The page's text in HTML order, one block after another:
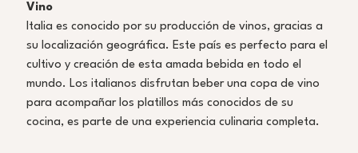
Vino
Italia es conocido por su producción de vinos, gracias a
su localización geográfica. Este país es perfecto para el
cultivo y creación de esta amada bebida en todo el
mundo. Los italianos disfrutan beber una copa de vino
para acompañar los platillos más conocidos de su
cocina, es parte de una experiencia culinaria completa.